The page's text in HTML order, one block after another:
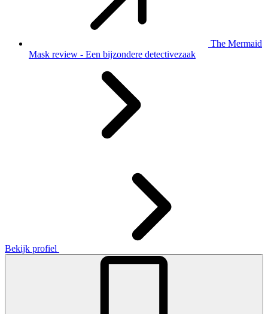
The Mermaid
Mask review - Een bijzondere detectivezaak
Bekijk profiel